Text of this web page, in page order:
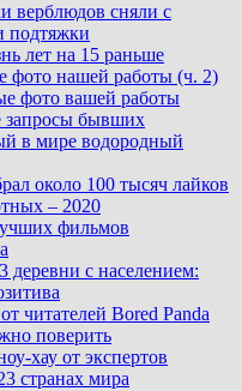
верблюдов сняли с
подтяжки
лет на 15 раньше
фото нашей работы (ч. 2)
фото вашей работы
запросы бывших
в мире водородный
около 100 тысяч лайков
– 2020
фильмов
с населением:
читателей Bored Panda
поверить
хау от экспертов
странах мира